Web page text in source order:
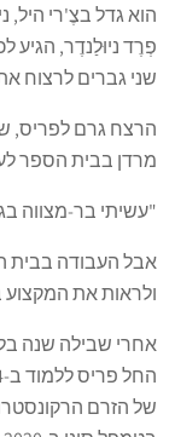
הוא גדל בצֶ'רי היל,
פְרֶד ניוּלַנדֶר,
שני גברים לרצוח
מרדן בבית הספר
"עשיתי בר-מצווה בגיל 13 ואז פחות או יותר גמרתי עם
אבל העבודה בבית
ולראות את
אחרי שבילה שנה
של הזרם